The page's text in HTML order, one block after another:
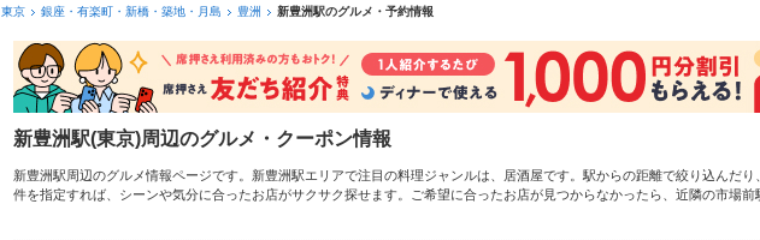
東京 銀座・有楽町・新橋・築地・月島 豊洲 新豊洲駅のグルメ・予約情報
新豊洲駅(東京)周辺のグルメ・クーポン情報
新豊洲駅周辺のグルメ情報ページです。新豊洲駅エリアで注目の料理ジャンルは、 居酒屋です。駅からの距離で絞り込んだり
件を指定すれば、シーンや気分に合ったお店がサクサク探せます。ご希望に合ったお店が見つからなかったら、近隣の市場前
や季節のおすす